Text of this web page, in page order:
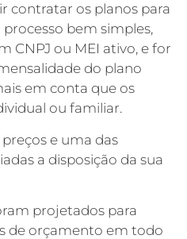
contratar os planos para
bem simples,
CNPJ ou MEI ativo, e for
do plano
em conta que os
ou familiar.
e uma das
a disposição da sua
projetados para
de orçamento em todo